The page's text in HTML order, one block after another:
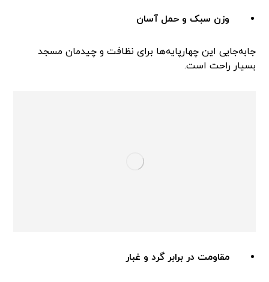
وزن سبک و حمل آسان
جابه‌جایی این چهارپایه‌ها برای نظافت و چیدمان مسجد
بسیار راحت است.
مقاومت در برابر گرد و غبار